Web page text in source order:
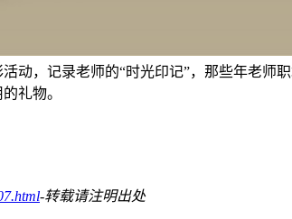
动，记录老师的“时光印记”，那些年老
礼物。
-转载请注明出处